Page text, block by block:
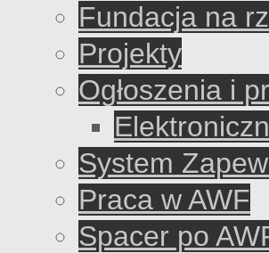
Fundacja na
Projekty
Ogłoszenia i
System
Praca w AWF
Spacer po